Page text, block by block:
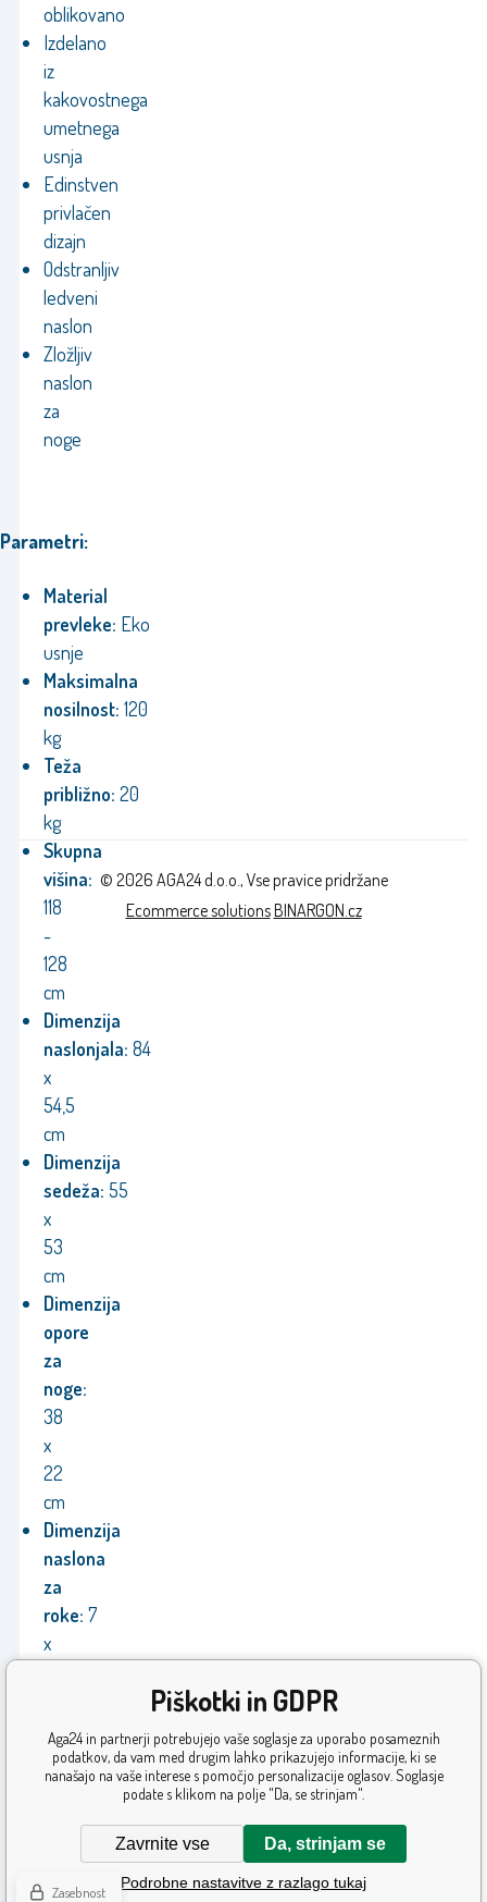
oblikovano
Izdelano
iz
kakovostnega
umetnega
usnja
Edinstven
privlačen
dizajn
Odstranljiv
ledveni
naslon
Zložljiv
naslon
za
noge
Parametri:
Material
prevleke: Eko
usnje
Maksimalna
nosilnost: 120
kg
Teža
približno: 20
kg
Skupna
višina:
118
-
128
cm
Dimenzija
naslonjala: 84
x
54,5
cm
Dimenzija
sedeža: 55
x
53
cm
Dimenzija
opore
za
noge:
38
x
22
cm
Dimenzija
naslona
za
roke: 7
x
Višina
sedeža:46-
56
© 2026 AGA24 d.o.o., Vse pravice pridržane
Ecommerce solutionsBINARGON.cz
Piškotki in GDPR
Aga24 in partnerji potrebujejo vaše soglasje za uporabo posameznih
podatkov, da vam med drugim lahko prikazujejo informacije, ki se
nanašajo na vaše interese s pomočjo personalizacije oglasov. Soglasje
podate s klikom na polje "Da, se strinjam".
Zavrnite vse Da, strinjam se
Podrobne nastavitve z razlago tukaj
Zasebnost